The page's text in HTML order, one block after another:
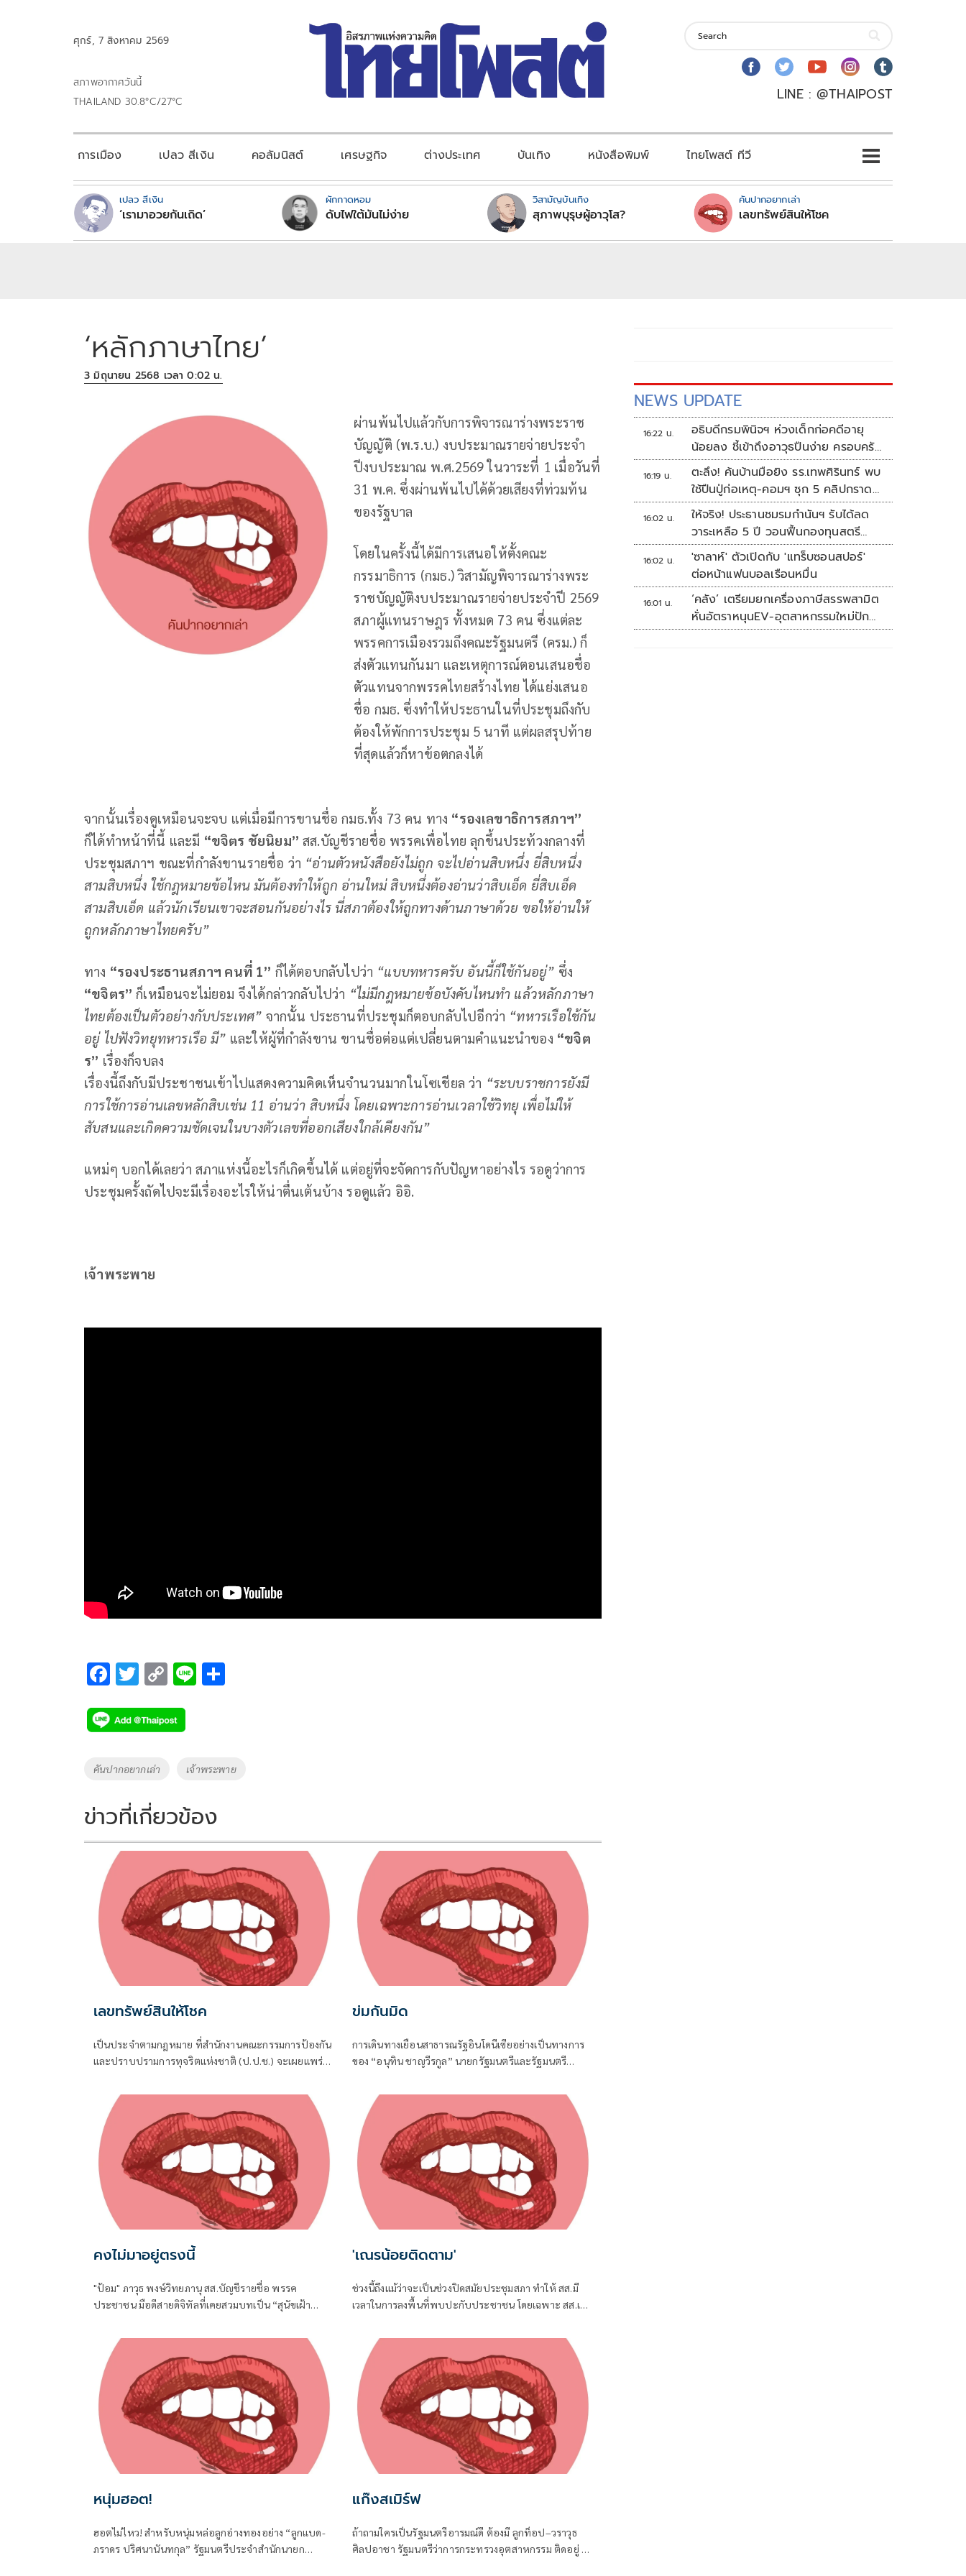
ศุกร์, 7 สิงหาคม 2569
สภาพอากาศวันนี้
THAILAND 30.8°C/27°C
LINE : @THAIPOST
การเมือง เปลว สีเงิน คอลัมนิสต์ เศรษฐกิจ ต่างประเทศ บันเทิง หนังสือพิมพ์ ไทยโพสต์ ทีวี
เปลว สีเงิน
‘เรามาอวยกันเถิด’
ผักกาดหอม
ดับไฟใต้มันไม่ง่าย
วิสามัญบันเทิง
สุภาพบุรุษผู้อาวุโส?
คันปากอยากเล่า
เลขทรัพย์สินให้โชค
‘หลักภาษาไทย’
3 มิถุนายน 2568 เวลา 0:02 น.
ผ่านพ้นไปแล้วกับการพิจารณาร่างพระราช
บัญญัติ (พ.ร.บ.) งบประมาณรายจ่ายประจำ
ปีงบประมาณ พ.ศ.2569 ในวาระที่ 1 เมื่อวันที่
31 พ.ค. ซึ่งผ่านพ้นไปได้ด้วยเสียงที่ท่วมท้น
ของรัฐบาล
โดยในครั้งนี้ได้มีการเสนอให้ตั้งคณะ
กรรมาธิการ (กมธ.) วิสามัญพิจารณาร่างพระ
ราชบัญญัติงบประมาณรายจ่ายประจำปี 2569
สภาผู้แทนราษฎร ทั้งหมด 73 คน ซึ่งแต่ละ
พรรคการเมืองรวมถึงคณะรัฐมนตรี (ครม.) ก็
ส่งตัวแทนกันมา และเหตุการณ์ตอนเสนอชื่อ
ตัวแทนจากพรรคไทยสร้างไทย ได้แย่งเสนอ
ชื่อ กมธ. ซึ่งทำให้ประธานในที่ประชุมถึงกับ
ต้องให้พักการประชุม 5 นาที แต่ผลสรุปท้าย
ที่สุดแล้วก็หาข้อตกลงได้
จากนั้นเรื่องดูเหมือนจะจบ แต่เมื่อมีการขานชื่อ กมธ.ทั้ง 73 คน ทาง “รองเลขาธิการสภาฯ”
ก็ได้ทำหน้าที่นี้ และมี “ขจิตร ชัยนิยม” สส.บัญชีรายชื่อ พรรคเพื่อไทย ลุกขึ้นประท้วงกลางที่
ประชุมสภาฯ ขณะที่กำลังขานรายชื่อ ว่า “อ่านตัวหนังสือยังไม่ถูก จะไปอ่านสิบหนึ่ง ยี่สิบหนึ่ง
สามสิบหนึ่ง ใช้กฎหมายข้อไหน มันต้องทำให้ถูก อ่านใหม่ สิบหนึ่งต้องอ่านว่าสิบเอ็ด ยี่สิบเอ็ด
สามสิบเอ็ด แล้วนักเรียนเขาจะสอนกันอย่างไร นี่สภาต้องให้ถูกทางด้านภาษาด้วย ขอให้อ่านให้
ถูกหลักภาษาไทยครับ”
ทาง “รองประธานสภาฯ คนที่ 1” ก็ได้ตอบกลับไปว่า “แบบทหารครับ อันนี้ก็ใช้กันอยู่” ซึ่ง
“ขจิตร” ก็เหมือนจะไม่ยอม จึงได้กล่าวกลับไปว่า “ไม่มีกฎหมายข้อบังคับไหนทำ แล้วหลักภาษา
ไทยต้องเป็นตัวอย่างกับประเทศ” จากนั้น ประธานที่ประชุมก็ตอบกลับไปอีกว่า “ทหารเรือใช้กัน
อยู่ ไปฟังวิทยุทหารเรือ มี” และให้ผู้ที่กำลังขาน ขานชื่อต่อแต่เปลี่ยนตามคำแนะนำของ “ขจิต
ร” เรื่องก็จบลง
เรื่องนี้ถึงกับมีประชาชนเข้าไปแสดงความคิดเห็นจำนวนมากในโซเชียล ว่า “ระบบราชการยังมี
การใช้การอ่านเลขหลักสิบเช่น 11 อ่านว่า สิบหนึ่ง โดยเฉพาะการอ่านเวลาใช้วิทยุ เพื่อไม่ให้
สับสนและเกิดความชัดเจนในบางตัวเลขที่ออกเสียงใกล้เคียงกัน”
แหม่ๆ บอกได้เลยว่า สภาแห่งนี้อะไรก็เกิดขึ้นได้ แต่อยู่ที่จะจัดการกับปัญหาอย่างไร รอดูว่าการ
ประชุมครั้งถัดไปจะมีเรื่องอะไรให้น่าตื่นเต้นบ้าง รอดูแล้ว อิอิ.
เจ้าพระพาย
F
e
b
o
k
T
tt
er
C
p
y
Li
k
Li
Tags
คันปากอยากเล่า เจ้าพระพาย
ข่าวที่เกี่ยวข้อง
เลขทรัพย์สินให้โชค
เป็นประจำตามกฎหมาย ที่สำนักงานคณะกรรมการป้องกัน
และปราบปรามการทุจริตแห่งชาติ (ป.ป.ช.) จะเผยแพร่
ทางการเมือง ไม่ว่าจะเป็นกรณีเข้ารับตำแหน่ง หรือพ้นจาก
ตำแหน่ง
ข่มกันมิด
การเดินทางเยือนสาธารณรัฐอินโดนีเซียอย่างเป็นทางการ
ของ “อนุทิน ชาญวีรกูล” นายกรัฐมนตรีและรัฐมนตรี
ครั้งประวัติศาสตร์ ที่สะท้อนถึงเกียรติภูมิอันโดดเด่นของ
ประเทศไทยบนเวทีโลกได้อย่างชัดเจน
คงไม่มาอยู่ตรงนี้
"ป้อม" ภาวุธ พงษ์วิทยภานุ สส.บัญชีรายชื่อ พรรค
ประชาชน มือดีสายดิจิทัลที่เคยสวมบทเป็น “สุนัขเฝ้า
1,621 ล้านบาท ของกระทรวงดิจิทัลเพื่อเศรษฐกิจและ
สังคม (ดีอี)
'เณรน้อยติดตาม'
ช่วงนี้ถึงแม้ว่าจะเป็นช่วงปิดสมัยประชุมสภา ทำให้ สส.มี
เวลาในการลงพื้นที่พบปะกับประชาชน โดยเฉพาะ สส.เขต
การลงพื้นที่แก้ปัญหาในเขต
หนุ่มฮอต!
ฮอตไม่ไหว! สำหรับหนุ่มหล่อลูกอ่างทองอย่าง “ลูกแบด-
ภราดร ปริศนานันทกุล” รัฐมนตรีประจำสำนักนายก
แก๊งสเมิร์ฟ
ถ้าถามใครเป็นรัฐมนตรีอารมณ์ดี ต้องมี ลูกท็อป–วราวุธ
ศิลปอาชา รัฐมนตรีว่าการกระทรวงอุตสาหกรรม ติดอยู่ 1
NEWS UPDATE
16:22 น.
อธิบดีกรมพินิจฯ ห่วงเด็กก่อคดีอายุ
น้อยลง ชี้เข้าถึงอาวุธปืนง่าย ครอบครัว
แตกแยกเป็นชนวนสำคัญ
16:19 น.
ตะลึง! ค้นบ้านมือยิง รร.เทพศิรินทร์ พบ
ใช้ปืนปู่ก่อเหตุ-คอมฯ ซุก 5 คลิปกราด
ยิง
16:02 น.
ให้จริง! ประธานชมรมกำนันฯ รับได้ลด
วาระเหลือ 5 ปี วอนฟื้นกองทุนสตรี
อำเภอละล้าน
16:02 น.
'ซาลาห์' ตัวเปิดกับ 'แทร็บซอนสปอร์'
ต่อหน้าแฟนบอลเรือนหมื่น
16:01 น.
‘คลัง’ เตรียมยกเครื่องภาษีสรรพสามิต
หั่นอัตราหนุนEV-อุตสาหกรรมใหม่ปัก
หมุดไทย